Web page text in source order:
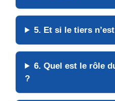
5. Et si le tiers
6. Quel est le rôle
?